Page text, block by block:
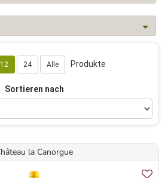
12 24 Alle Produkte
Sortieren nach
la Canorgue